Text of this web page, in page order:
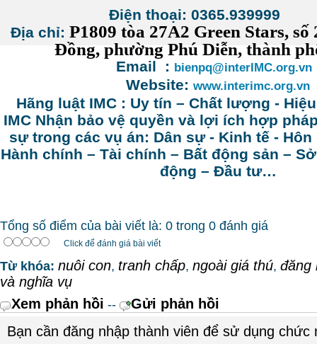
Điện thoại:
Địa chỉ: P1809 tòa 27A2 Green Stars, số
Đồng, phường Phú Diễn, thành
Email : bienpq@interIMC.org.vn
Website: www.interimc.org.vn
Hãng luật IMC : Uy tín – Chất lượng -
IMC Nhận bảo vệ quyền và lợi ích hợp
sự trong các vụ án: Dân sự - Kinh tế -
Hành chính – Tài chính – Bất động sản –
động – Đầu tư…
Tổng số điểm của bài viết là: 0 trong 0 đánh giá
Click để đánh giá bài viết
Từ khóa: nuôi con, tranh chấp, ngoài giá thú, đăng
và nghĩa vụ
Xem phản hồi --
Gửi phản hồi
Bạn cần đăng nhập thành viên để sử dụng chức